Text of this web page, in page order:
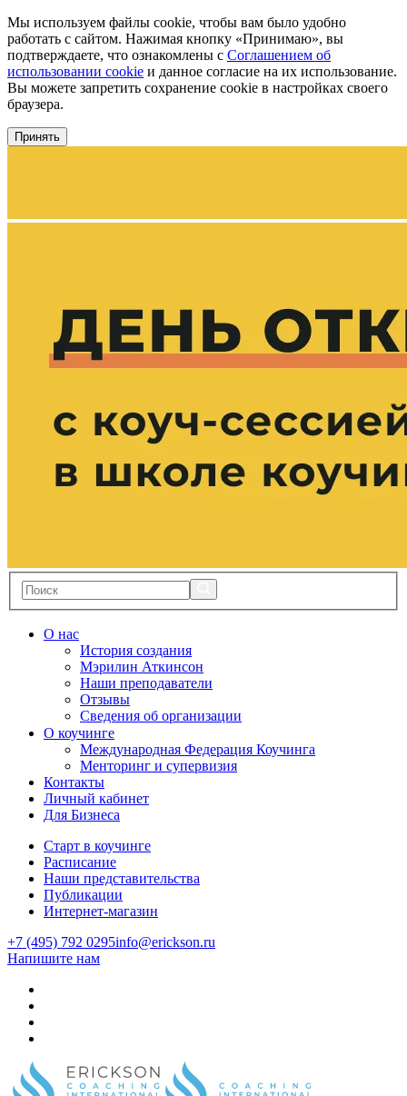
Мы используем файлы cookie, чтобы вам было удобно
работать с сайтом. Нажимая кнопку «Принимаю», вы
подтверждаете, что ознакомлены с Соглашением об
использовании cookie и данное согласие на их использование.
Вы можете запретить сохранение cookie в настройках своего
браузера.
Принять
О нас
История создания
Мэрилин Аткинсон
Наши преподаватели
Отзывы
Сведения об организации
О коучинге
Международная Федерация Коучинга
Менторинг и супервизия
Контакты
Личный кабинет
Для Бизнеса
Старт в коучинге
Расписание
Наши представительства
Публикации
Интернет-магазин
+7 (495) 792 0295info@erickson.ru
Напишите нам